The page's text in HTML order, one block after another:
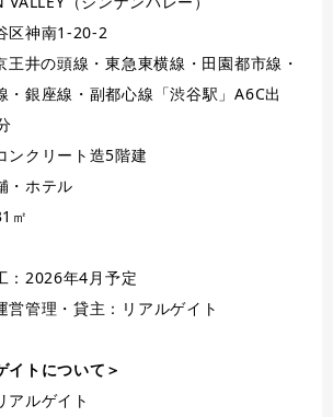
区神南1-20-2
王井の頭線・東急東横線・田園都市線・
・銀座線・副都心線「渋谷駅」A6C出
ンクリート造5階建
・ホテル
㎡
：2026年4月予定
営管理・貸主：リアルゲイト
イトについて＞
アルゲイト